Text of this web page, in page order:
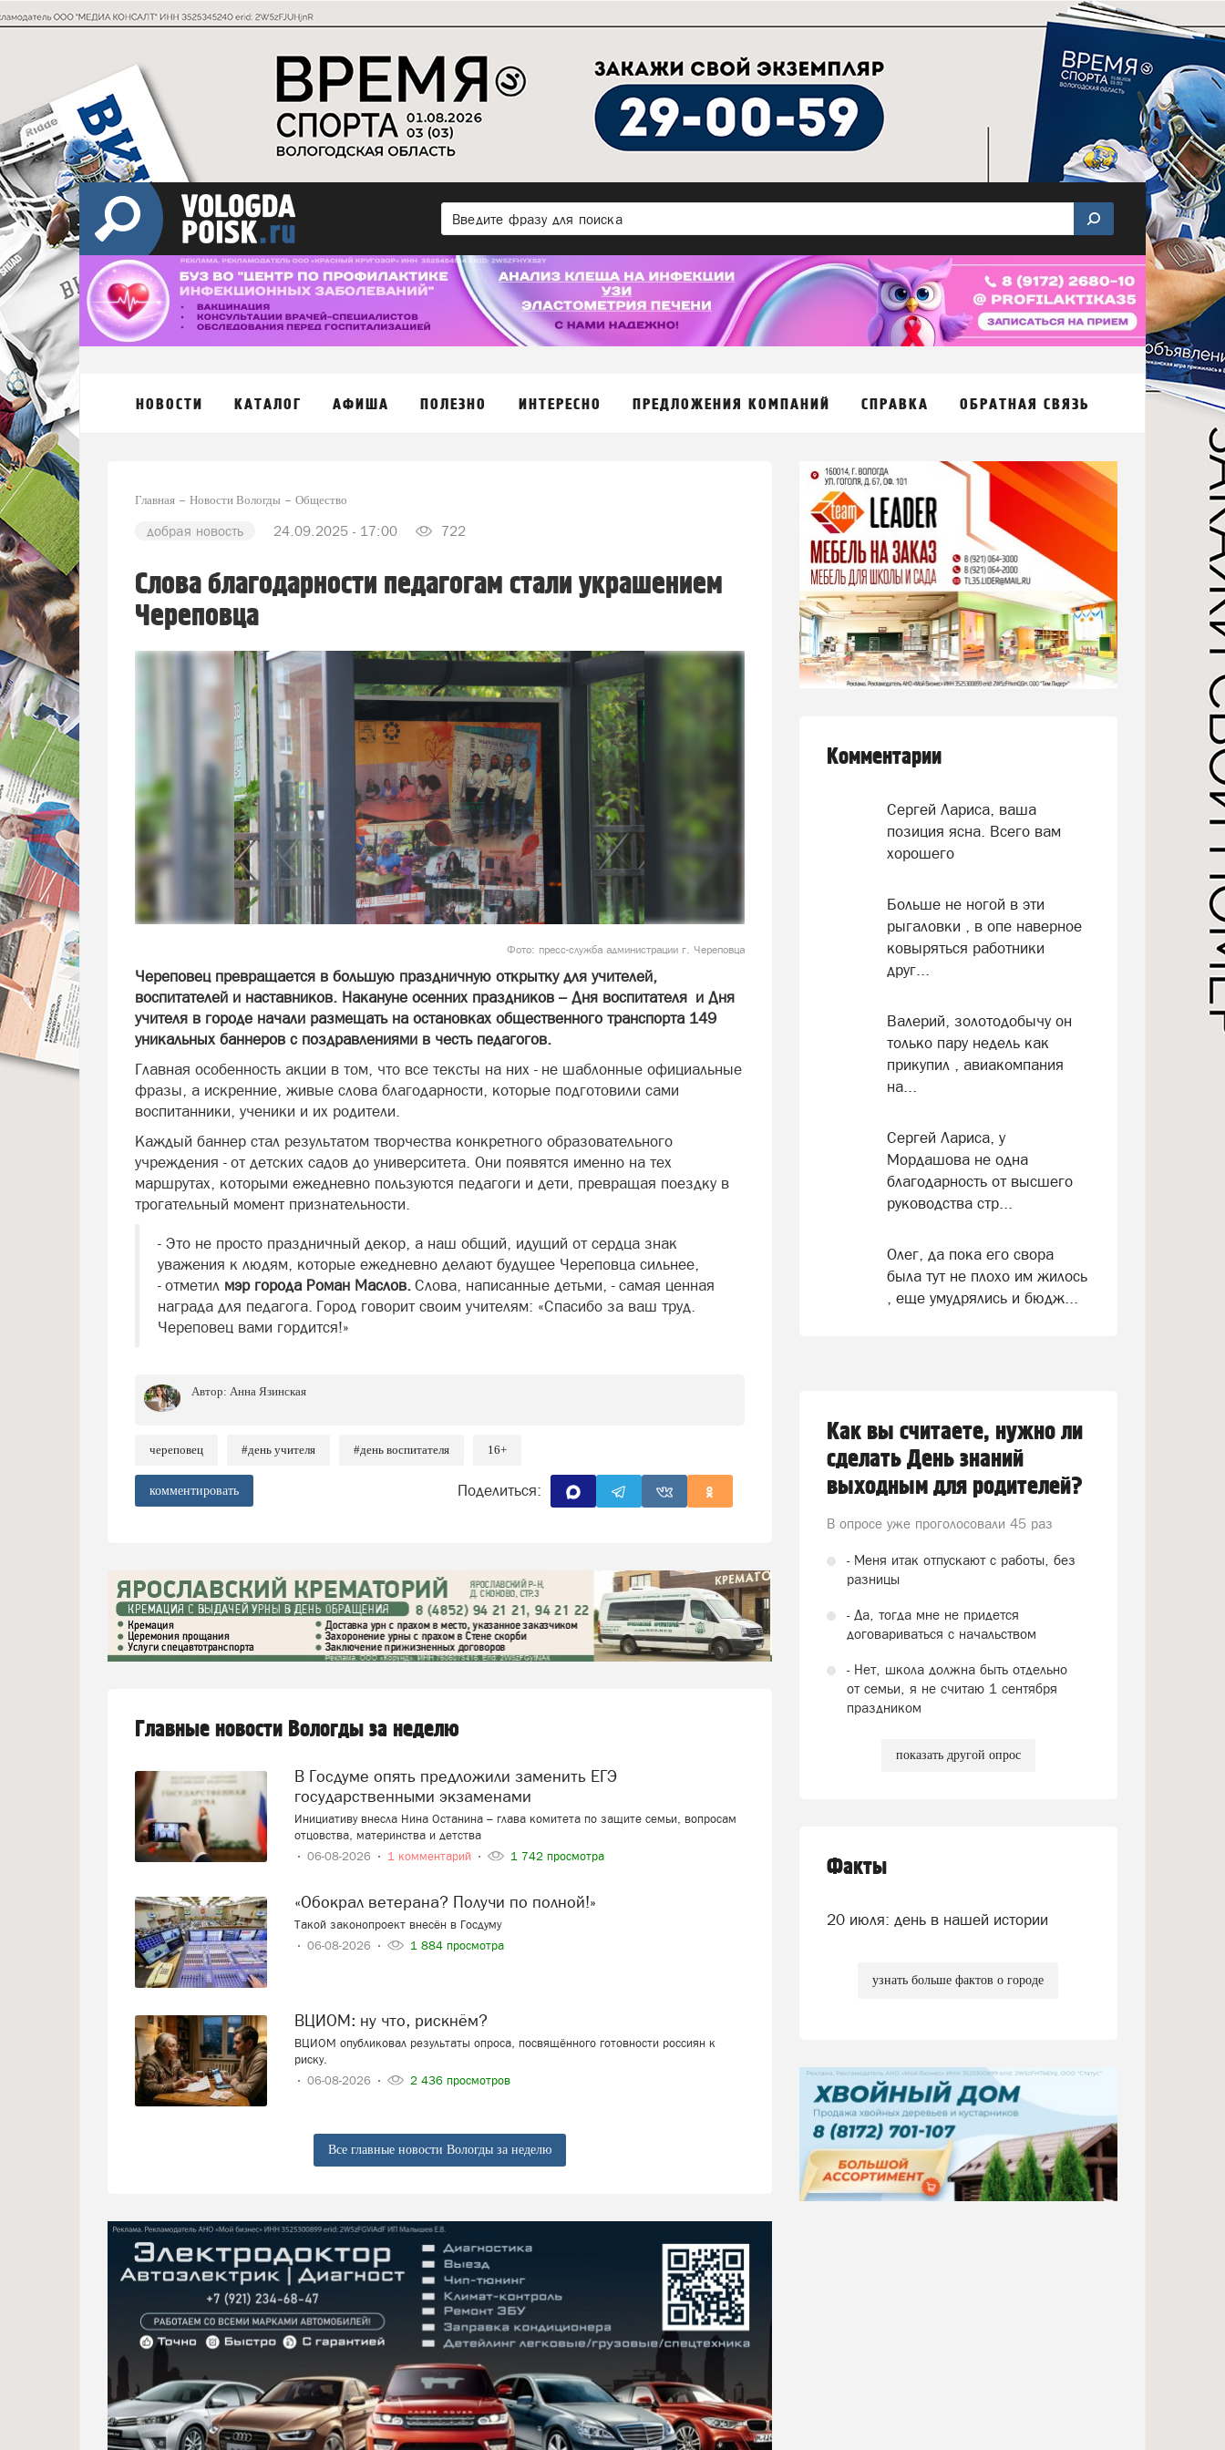
НОВОСТИ КАТАЛОГ АФИША ПОЛЕЗНО ИНТЕРЕСНО ПРЕДЛОЖЕНИЯ КОМПАНИЙ СПРАВКА ОБРАТНАЯ СВЯЗЬ
Главная Новости Вологды Общество
добрая новость 24.09.2025 - 17:00 722
Слова благодарности педагогам стали украшением
Череповца
Фото: пресс-служба администрации г. Череповца
Череповец превращается в большую праздничную открытку для учителей,
воспитателей и наставников. Накануне осенних праздников – Дня воспитателя и Дня
учителя в городе начали размещать на остановках общественного транспорта 149
уникальных баннеров с поздравлениями в честь педагогов.
Главная особенность акции в том, что все тексты на них - не шаблонные официальные
фразы, а искренние, живые слова благодарности, которые подготовили сами
воспитанники, ученики и их родители.
Каждый баннер стал результатом творчества конкретного образовательного
учреждения - от детских садов до университета. Они появятся именно на тех
маршрутах, которыми ежедневно пользуются педагоги и дети, превращая поездку в
трогательный момент признательности.
- Это не просто праздничный декор, а наш общий, идущий от сердца знак
уважения к людям, которые ежедневно делают будущее Череповца сильнее,
- отметил мэр города Роман Маслов. Слова, написанные детьми, - самая ценная
награда для педагога. Город говорит своим учителям: «Спасибо за ваш труд.
Череповец вами гордится!»
Автор: Анна Язинская
череповец #день учителя #день воспитателя 16+
комментировать Поделиться:
Главные новости Вологды за неделю
В Госдуме опять предложили заменить ЕГЭ
государственными экзаменами
Инициативу внесла Нина Останина – глава комитета по защите семьи, вопросам
отцовства, материнства и детства
06-08-2026
1 комментарий 1 742 просмотра
«Обокрал ветерана? Получи по полной!»
Такой законопроект внесён в Госдуму
06-08-2026
1 884 просмотра
ВЦИОМ: ну что, рискнём?
ВЦИОМ опубликовал результаты опроса, посвящённого готовности россиян к
риску.
06-08-2026
2 436 просмотров
Все главные новости Вологды за неделю
Комментарии
Сергей Лариса, ваша
позиция ясна. Всего вам
хорошего
Больше не ногой в эти
рыгаловки , в опе наверное
ковыряться работники
друг...
Валерий, золотодобычу он
только пару недель как
прикупил , авиакомпания
на...
Сергей Лариса, у
Мордашова не одна
благодарность от высшего
руководства стр...
Олег, да пока его свора
была тут не плохо им жилось
, еще умудрялись и бюдж...
Как вы считаете, нужно ли
сделать День знаний
выходным для родителей?
В опросе уже проголосовали 45 раз
- Меня итак отпускают с работы, без
разницы
- Да, тогда мне не придется
договариваться с начальством
- Нет, школа должна быть отдельно
от семьи, я не считаю 1 сентября
праздником
показать другой опрос
Факты
20 июля: день в нашей истории
узнать больше фактов о городе